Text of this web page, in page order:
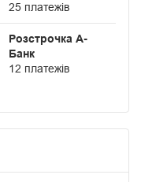
25 платежів
Розстрочка А-
Банк
12 платежів